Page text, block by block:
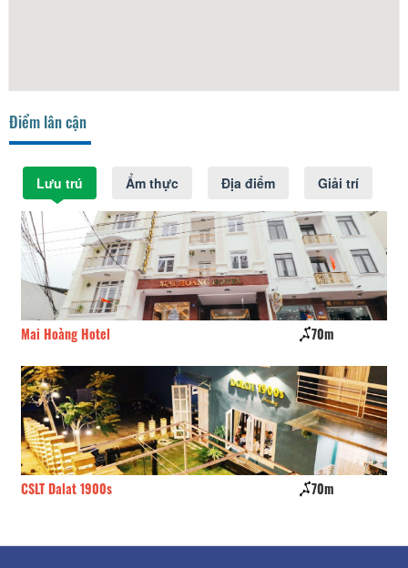
Điểm lân cận
Lưu trú Ẩm thực Địa điểm Giải trí
Mai Hoàng Hotel 70m
CSLT Dalat 1900s 70m